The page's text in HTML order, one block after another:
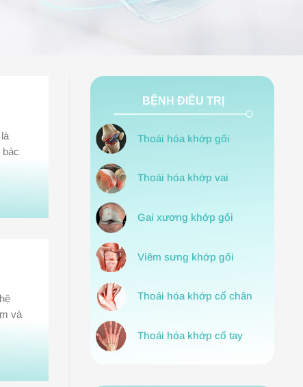
bác
và
BỆNH ĐIỀU TRỊ
Thoái hóa khớp gối
Thoái hóa khớp vai
Gai xương khớp gối
Viêm sưng khớp gối
Thoái hóa khớp cổ chân
Thoái hóa khớp cổ tay